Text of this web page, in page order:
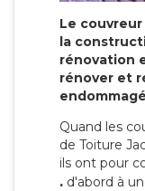
Le
la
rénovation
rénover et
Quand les
de Toiture
ils ont pour
. d'abord à